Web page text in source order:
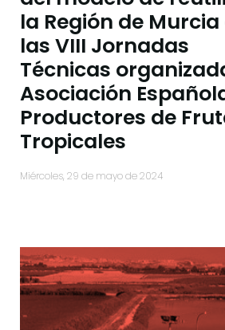
la Región de
las VIII Jornadas
Técnicas
Asociación
Productores de
Tropicales
miércoles, 29 de mayo de 2024